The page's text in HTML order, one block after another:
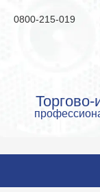
0800-215-019